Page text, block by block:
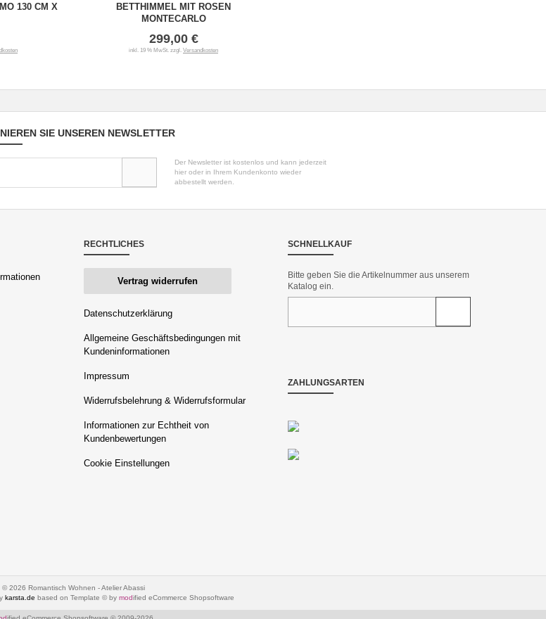
130 CM X
BETTHIMMEL MIT ROSEN
MONTECARLO
299,00 €
inkl. 19 % MwSt. zzgl. Versandkosten
SIE UNSEREN NEWSLETTER
Der Newsletter ist kostenlos und kann jederzeit
hier oder in Ihrem Kundenkonto wieder
abbestellt werden.
RECHTLICHES
Vertrag widerrufen
Datenschutzerklärung
Allgemeine Geschäftsbedingungen mit
Kundeninformationen
Impressum
Widerrufsbelehrung & Widerrufsformular
Informationen zur Echtheit von
Kundenbewertungen
Cookie Einstellungen
SCHNELLKAUF
Bitte geben Sie die Artikelnummer aus unserem
Katalog ein.
ZAHLUNGSARTEN
© 2026 Romantisch Wohnen - Atelier Abassi
karsta.de based on Template © by modified eCommerce Shopsoftware